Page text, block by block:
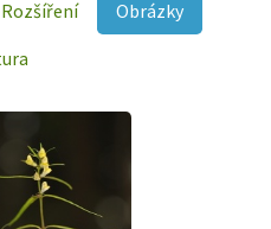
Rozšíření
Obrázky